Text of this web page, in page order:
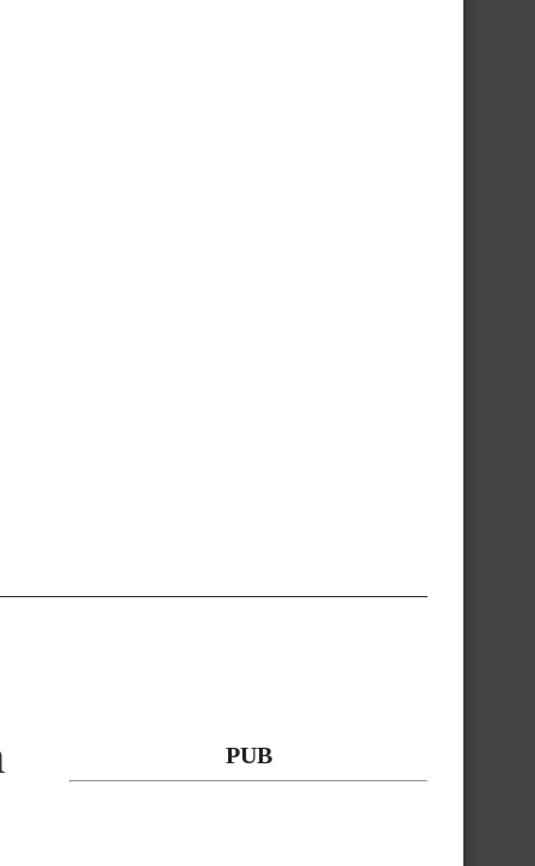
PUB